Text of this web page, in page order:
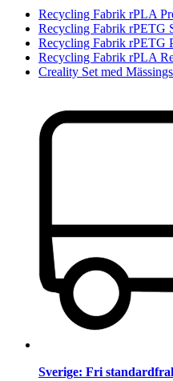
Recycling Fabrik rPLA
Recycling Fabrik rPETG
Recycling Fabrik rPETG
Recycling Fabrik rPLA
Creality Set med
Sverige: Fri